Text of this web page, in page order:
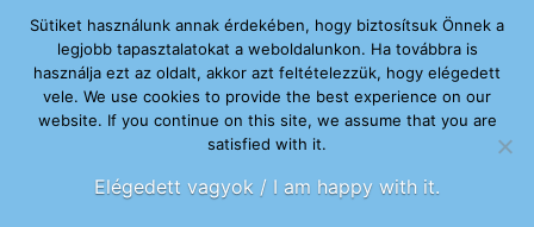
Email:
Elfogadom az Adatvédelmi Nyilatkozatot.
Sütiket használunk annak érdekében, hogy biztosítsuk Önnek a
legjobb tapasztalatokat a weboldalunkon. Ha továbbra is
használja ezt az oldalt, akkor azt feltételezzük, hogy elégedett
vele. We use cookies to provide the best experience on our
website. If you continue on this site, we assume that you are
satisfied with it.
Elégedett vagyok / I am happy with it.